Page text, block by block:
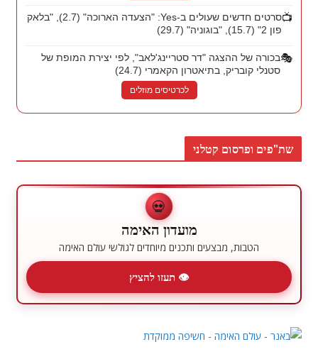
📺
סרטים חדשים שעולים ב-Yes: "הצעדה הארוכה" (2.7), "בלאק
פון 2" (15.7), "בוגוניה" (29.7)
🎭בכורה של ההצגה "דר סטריינג'לאב", לפי יצירת המופת של
סטנלי קובריק, בתיאטרון הקאמרי (24.7)
לכרטיסים מוזלים
שת"פים ופרסום קטלני
💀
מועדון האימה
הטבות, מבצעים ותכנים מיוחדים לגולשי עולם האימה
👁 תעזו להציץ